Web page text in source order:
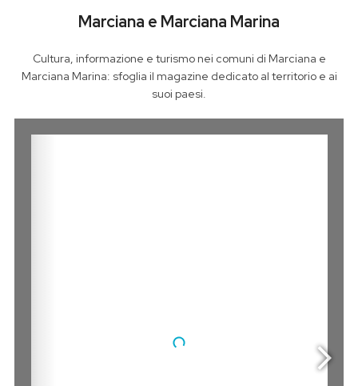
Marciana e Marciana Marina
Cultura, informazione e turismo nei comuni di Marciana e
Marciana Marina: sfoglia il magazine dedicato al territorio e ai
suoi paesi.